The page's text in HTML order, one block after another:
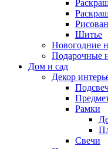
Шитье
Новогодние
Подарочные
Дом и сад
Декор
Рамки
Свечи